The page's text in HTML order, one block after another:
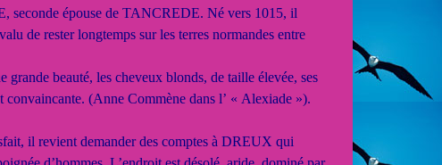
épouse de TANCREDE. Né vers 1015, il
de rester longtemps sur les terres normandes entre
grande beauté, les cheveux blonds, de taille élevée, ses
(Anne Commène dans l’ « Alexiade »).
il revient demander des comptes à DREUX qui